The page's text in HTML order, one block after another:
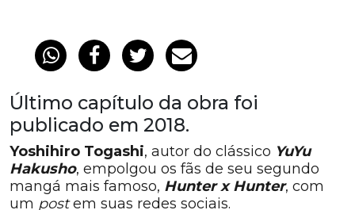
Último capítulo da obra foi
publicado em 2018.
Yoshihiro Togashi, autor do clássico YuYu
Hakusho, empolgou os fãs de seu segundo
mangá mais famoso, Hunter x Hunter, com
um postem suas redes sociais.